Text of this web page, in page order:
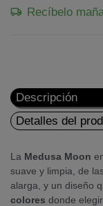
Recíbelo
Descripción
Detalles del
La Medusa Moon
suave y limpia, de
alarga, y un diseño
colores donde